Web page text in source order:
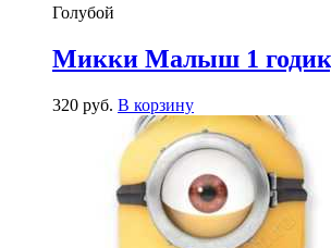
Голубой
Микки Малыш 1
320 руб. В корзину